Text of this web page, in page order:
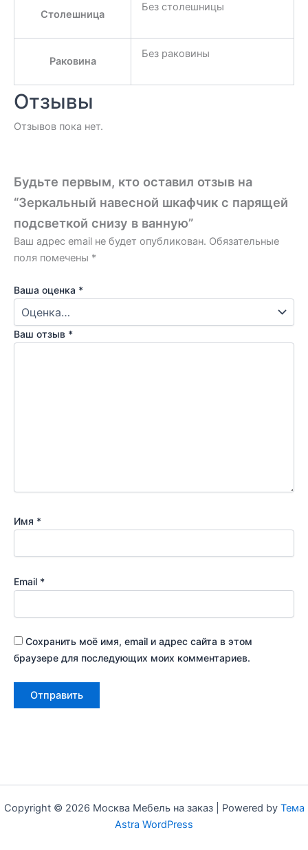
Столешница
Без столешницы
Раковина
Без раковины
Отзывы
Отзывов пока нет.
Будьте первым, кто оставил отзыв на
“Зеркальный навесной шкафчик с парящей
подсветкой снизу в ванную”
Ваш адрес email не будет опубликован. Обязательные
поля помечены *
Ваша оценка *
Ваш отзыв *
Имя *
Email *
Сохранить моё имя, email и адрес сайта в этом
браузере для последующих моих комментариев.
Copyright © 2026 Москва Мебель на заказ | Powered by Тема
Astra WordPress